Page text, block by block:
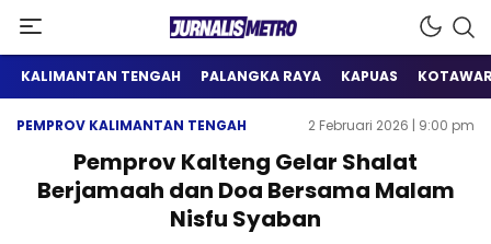
Jurnalis Metro
Satu Wadah Informasi
KALIMANTAN TENGAH PALANGKA RAYA KAPUAS
PEMPROV KALIMANTAN TENGAH 2 Februari 2026 | 9:00 pm
Pemprov Kalteng Gelar Shalat
Berjamaah dan Doa Bersama Malam
Nisfu Syaban